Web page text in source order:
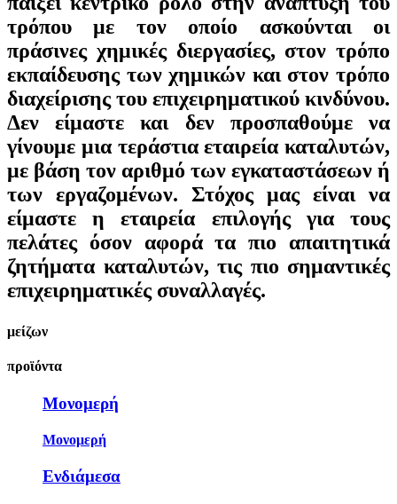
τρόπου με τον οποίο ασκούνται οι
πράσινες χημικές διεργασίες, στον τρόπο
εκπαίδευσης των χημικών και στον τρόπο
διαχείρισης του επιχειρηματικού κινδύνου.
Δεν είμαστε και δεν προσπαθούμε να
γίνουμε μια τεράστια εταιρεία καταλυτών,
με βάση τον αριθμό των εγκαταστάσεων ή
των εργαζομένων. Στόχος μας είναι να
είμαστε η εταιρεία επιλογής για τους
πελάτες όσον αφορά τα πιο απαιτητικά
ζητήματα καταλυτών, τις πιο σημαντικές
επιχειρηματικές συναλλαγές.
μείζων
προϊόντα
Μονομερή
Μονομερή
Ενδιάμεσα